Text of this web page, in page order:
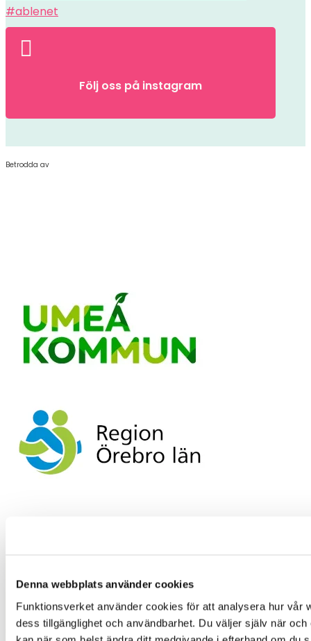
Denna webbplats använder cookies
Funktionsverket använder cookies för att analysera hur vår
dess tillgänglighet och användbarhet. Du väljer själv när

Följ oss på instagram
Betrodda av
Prenumerera på vårt nyhetsbrev och ta del av
nya produkter och erbjudanden som kan
underlätta vardagen!